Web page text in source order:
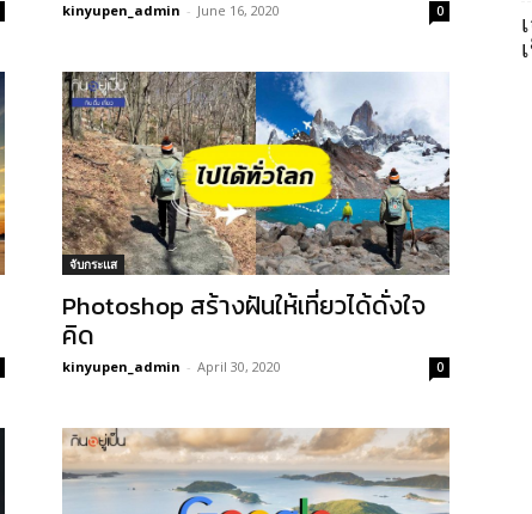
kinyupen_admin - June 16, 2020 0
จับกระแส
Photoshop สร้างฝันให้เที่ยวได้ดั่งใจ
คิด
kinyupen_admin - April 30, 2020 0